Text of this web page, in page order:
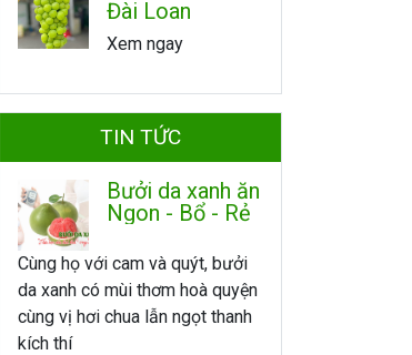
Đài Loan
Xem ngay
TIN TỨC
Bưởi da xanh ăn
Ngon - Bổ - Rẻ
Cùng họ với cam và quýt, bưởi
da xanh có mùi thơm hoà quyện
cùng vị hơi chua lẫn ngọt thanh
kích thí